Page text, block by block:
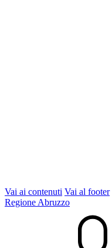
Vai ai contenuti Vai al footer
Regione Abruzzo